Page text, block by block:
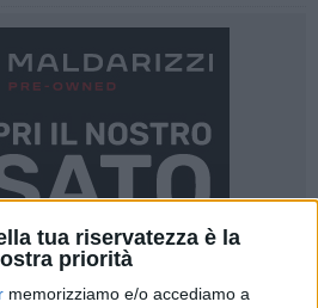
tua riservatezza è la
priorità
memorizziamo e/o accediamo a